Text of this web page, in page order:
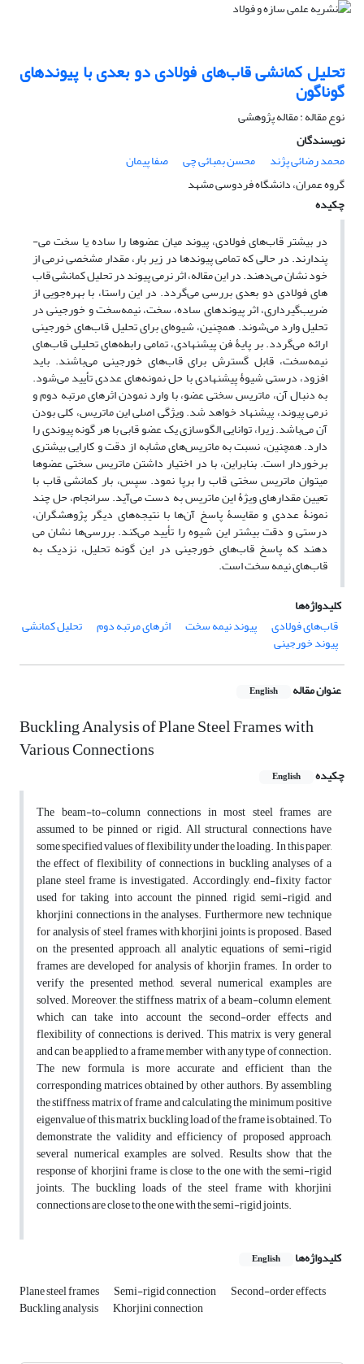
تحلیل کمانشی قاب‌های فولادی دو بعدی با پیوندهای
گوناگون
نوع مقاله : مقاله پژوهشی
نویسندگان
محمد رضائی پژند
محسن بمبائی چی
صفا پیمان
گروه عمران، دانشگاه فردوسی مشهد
چکیده
در بیشتر قاب­‌های فولادی، پیوند میان عضوها را ساده یا سخت می‌­
پندارند. در حالی که تمامی پیوندها در زیر بار، مقدار مشخصی نرمی از
خود نشان می‌­دهند.در این مقاله، اثر نرمی پیوند در تحلیل کمانشی قاب­‌
های فولادی دو بعدی بررسی می­‌گردد. در این راستا، با بهره‌جویی از
ضریب‌گیرداری، اثر پیوندهای ساده، سخت، نیمه­‌سخت و خورجینی در
تحلیل وارد می­‌شوند. همچنین، شیوه‌­ای برای تحلیل قاب­‌های خورجینی
ارائه می­‌گردد. بر پایۀ فن پیشنهادی، تمامی رابطه­‌های تحلیلی قاب‌­های
نیمه‌­سخت، قابل گسترش برای قاب‌های خورجینی می­‌باشند. باید
افزود، درستی شیوۀ پیشنهادی با حل نمونه‌های عددی تأیید می­‌شود.
به دنبال آن، ماتریس سختی عضو، با وارد نمودن اثرهای مرتبه دوم و
نرمی پیوند، پیشنهاد خواهد شد. ویژگی اصلی این ماتریس، کلی بودن
آن می‌­باشد. زیرا، توانایی الگوسازی یک عضو قابی با هر گونه پیوندی را
دارد. همچنین، نسبت به ماتریس‌­های مشابه از دقت و کارایی بیشتری
برخوردار است. بنابراین، با در اختیار داشتن ماتریس سختی عضوها
می­توان ماتریس سختی قاب را برپا نمود. سپس، بار کمانشی قاب با
تعیین مقدارهای ویژۀ این ماتریس به دست می‌­آید. سرانجام، حل چند
نمونۀ عددی و مقایسۀ پاسخ آن­‌ها با نتیجه‌های دیگر پژوهشگران،
درستی و دقت بیشتر این شیوه را تأیید می‌­کند. بررسی‌ها نشان می­‌
دهند که پاسخ قاب‌­های خورجینی در این گونه تحلیل، نزدیک به
قاب‌های نیمه ­سخت است.
کلیدواژه‌ها
قاب‌های فولادی
پیوند نیمه سخت اثرهای مرتبه دوم تحلیل کمانشی
پیوند خورجینی
عنوان مقاله English
Buckling Analysis of Plane Steel Frames with
Various Connections
چکیده English
The beam-to-column connections in most steel frames are
assumed to be pinned or rigid. All structural connections have
some specified values of flexibility under the loading. In this paper,
the effect of flexibility of connections in buckling analyses of a
plane steel frame is investigated. Accordingly, end-fixity factor
used for taking into account the pinned, rigid, semi-rigid, and
khorjini connections in the analyses. Furthermore, new technique
for analysis of steel frames with khorjini joints is proposed. Based
on the presented approach, all analytic equations of semi-rigid
frames are developed for analysis of khorjin frames. In order to
verify the presented method, several numerical examples are
solved. Moreover, the stiffness matrix of a beam-column element,
which can take into account the second-order effects and
flexibility of connections, is derived. This matrix is very general
and can be applied to a frame member with any type of connection.
The new formula is more accurate and efficient than the
corresponding matrices obtained by other authors. By assembling
the stiffness matrix of frame and calculating the minimum positive
eigenvalue of this matrix, buckling load of the frame is obtained. To
demonstrate the validity and efficiency of proposed approach,
several numerical examples are solved. Results show that the
response of khorjini frame is close to the one with the semi-rigid
joints. The buckling loads of the steel frame with khorjini
connections are close to the one with the semi-rigid joints.
کلیدواژه‌ها English
Plane steel frames Semi-rigid connection Second-order effects
Buckling analysis Khorjini connection